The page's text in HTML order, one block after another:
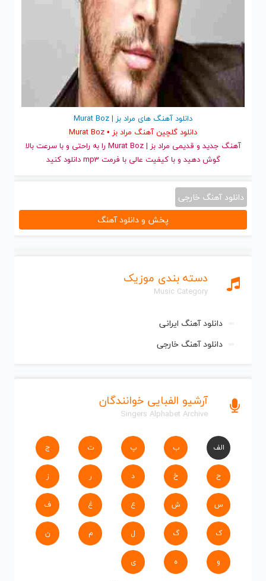
دسته بندی موزیک
Music Category
دانلود آهنگ ایرانی
دانلود آهنگ خارجی
آرشیو الفبایی خوانندگان
Singers Alphabet Archive
الف ب پ ت ج
ح خ د ر ز
س ش ع غ ف
ک گ ل م ن
و ه ی
دانلود آهنگ های مراد بز | Murat Boz
دانلود گلچین آهنگ مراد بز • Murat Boz
آهنگ جدید
و قدیمی مراد بز | Murat Boz را به راحتی و با سرعت بالا
گوش دهید و با کیفیت عالی با فرمت mp3 دانلود کنید
دانلود آهنگ خارجی
پخش و دانلود آهنگ